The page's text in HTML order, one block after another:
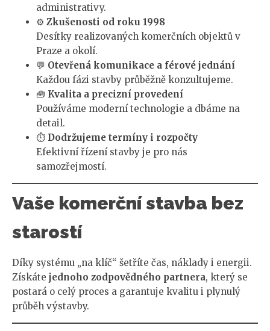
administrativy.
⚙️ Zkušenosti od roku 1998
Desítky realizovaných komerčních objektů v
Praze a okolí.
💬 Otevřená komunikace a férové jednání
Každou fázi stavby průběžně konzultujeme.
🧰 Kvalita a precizní provedení
Používáme moderní technologie a dbáme na
detail.
⏱️ Dodržujeme termíny i rozpočty
Efektivní řízení stavby je pro nás
samozřejmostí.
Vaše komerční stavba bez
starostí
Díky systému „na klíč“ šetříte čas, náklady i energii.
Získáte jednoho zodpovědného partnera, který se
postará o celý proces a garantuje kvalitu i plynulý
průběh výstavby.